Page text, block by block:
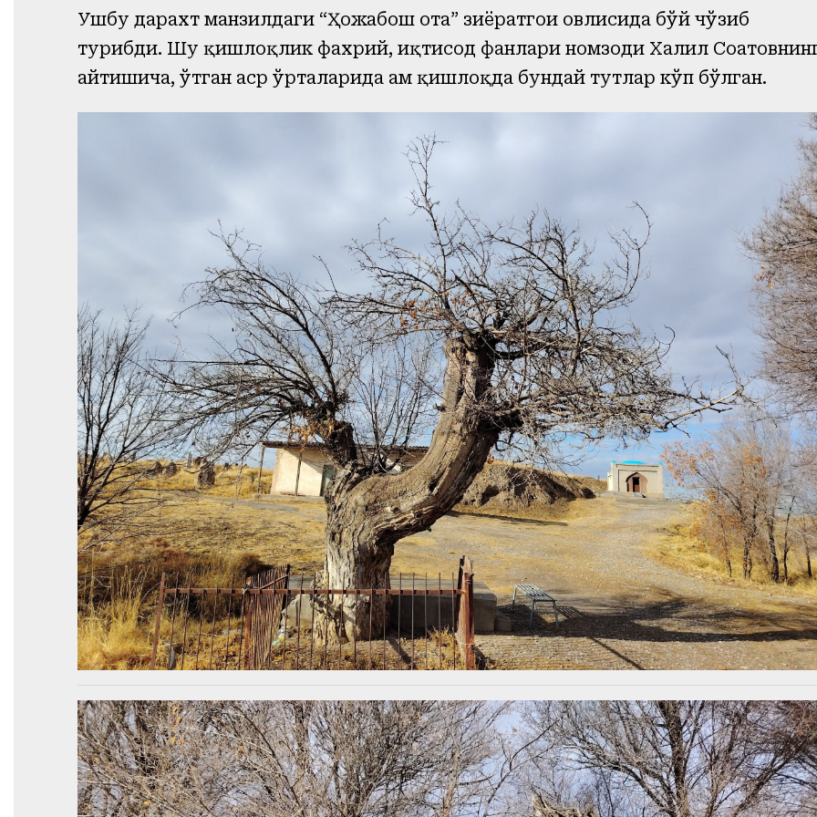
Ушбу дарахт манзилдаги “Ҳожабош ота” зиёратгоҳи ҳовлисида бўй чўзиб
турибди. Шу қишлоқлик фахрий, иқтисод фанлари номзоди Халил
айтишича, ўтган аср ўрталарида ҳам қишлоқда бундай тутлар кўп бўлган.